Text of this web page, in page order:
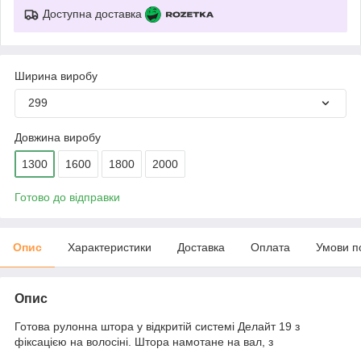
Доступна доставка
Ширина виробу
299
Довжина виробу
1300 1600 1800 2000
Готово до відправки
Опис Характеристики Доставка Оплата Умови
Опис
Готова рулонна штора у відкритій системі Делайт 19 з
фіксацією на волосіні. Штора намотане на вал, з